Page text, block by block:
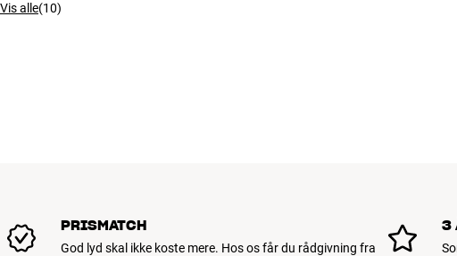
Vis alle(10)
PRISMATCH
God lyd skal ikke koste mere. Hos os får du rådgivning fra
3